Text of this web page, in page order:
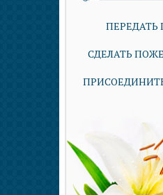
СДЕЛАТЬ